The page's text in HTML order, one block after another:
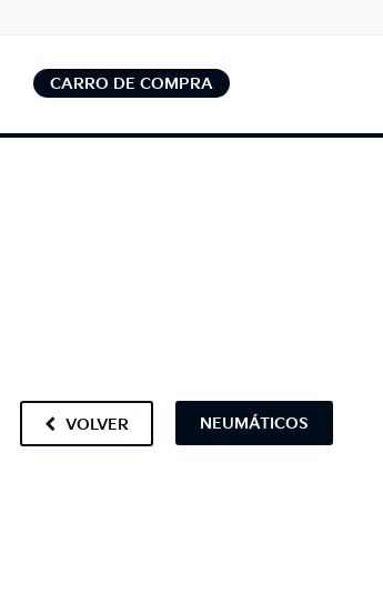
CARRO DE COMPRA
VOLVER NEUMÁTICOS